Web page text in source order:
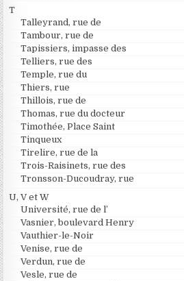
T
Talleyrand, rue de
Tambour, rue de
Tapissiers, impasse des
Telliers, rue des
Temple, rue du
Thiers, rue
Thillois, rue de
Thomas, rue du docteur
Timothée, Place Saint
Tinqueux
Tirelire, rue de la
Trois-Raisinets, rue des
Tronsson-Ducoudray, rue
U, V et W
Université, rue de l’
Vasnier, boulevard Henry
Vauthier-le-Noir
Venise, rue de
Verdun, rue de
Vesle, rue de